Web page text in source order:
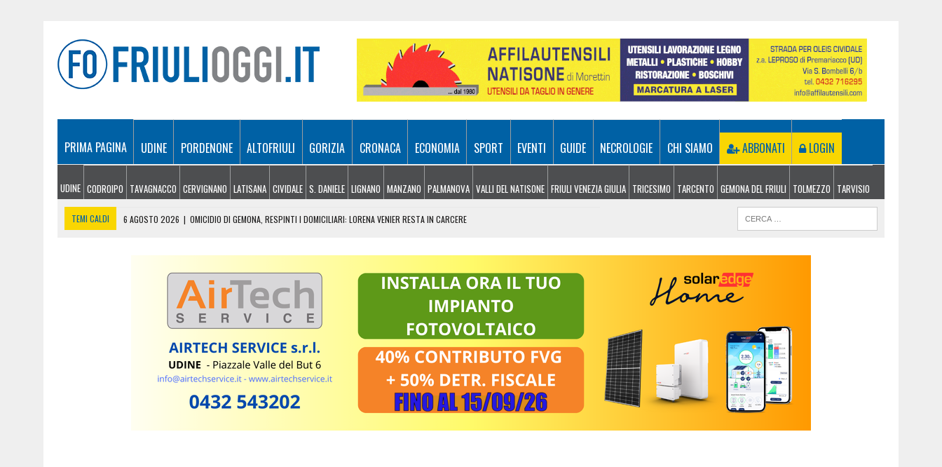
PRIMA PAGINA UDINE PORDENONE ALTOFRIULI GORIZIA CRONACA ECONOMIA SPORT EVENTI GUIDE NECROLOGIE CHI SIAMO ABBONATI LOGIN
UDINE CODROIPO TAVAGNACCO CERVIGNANO LATISANA CIVIDALE S. DANIELE LIGNANO MANZANO PALMANOVA VALLI DEL NATISONE FRIULI VENEZIA GIULIA TRICESIMO TARCENTO GEMONA DEL FRIULI TOLMEZZO TARVISIO
TEMI CALDI 6 AGOSTO 2026 | OMICIDIO DI GEMONA, RESPINTI I DOMICILIARI: LORENA VENIER RESTA IN CARCERE
INCENDI: LA SITUAZIONE A CHIUSAFORTE, MALBORGHETTO E PADRICIANO
FERITO A 2.300 METRI SULLA CIMA DELLA PANNOCCHIA, 60ENNE SOCCORSO CON L’ELICOTTERO